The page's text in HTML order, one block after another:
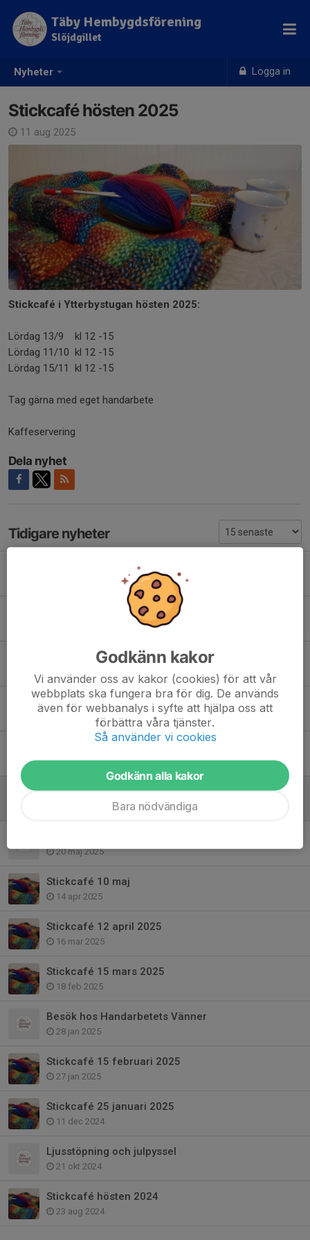
Nyheter Logga in
Täby Hembygdsförening
Slöjdgillet
Stickcafé hösten 2025
11 aug 2025
Stickcafé i Ytterbystugan hösten 2025:
Lördag 13/9 kl 12 -15
Lördag 11/10 kl 12 -15
Lördag 15/11 kl 12 -15
Tag gärna med eget handarbete
Kaffeservering
Dela nyhet
Tidigare nyheter
Stickcafé Ytterbystugan
Slöjdgillets 50-års jubileum
Stickcafé Ytterbystugan
Öppet hus Täby slöjdgille
16 sep 2025
28 aug 2025
Stickcafé hösten 2025
20 maj 2025
Stickcafé 10 maj
14 apr 2025
Stickcafé 12 april 2025
16 mar 2025
Stickcafé 15 mars 2025
18 feb 2025
Besök hos Handarbetets Vänner
28 jan 2025
Stickcafé 15 februari 2025
27 jan 2025
Stickcafé 25 januari 2025
11 dec 2024
Ljusstöpning och julpyssel
21 okt 2024
Stickcafé hösten 2024
23 aug 2024
Godkänn kakor
Vi använder oss av kakor (cookies) för att vår
webbplats ska fungera bra för dig. De används
även för webbanalys i syfte att hjälpa oss att
förbättra våra tjänster.
Så använder vi cookies
Godkänn alla kakor
Bara nödvändiga